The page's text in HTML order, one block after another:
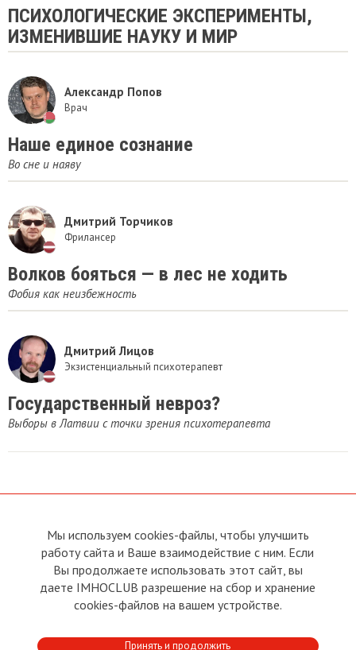
ПСИХОЛОГИЧЕСКИЕ ЭКСПЕРИМЕНТЫ,
ИЗМЕНИВШИЕ НАУКУ И МИР
Александр Попов
Врач
Наше единое сознание
Во сне и наяву
Дмитрий Торчиков
Фрилансер
Волков бояться — в лес не ходить
Фобия как неизбежность
Дмитрий Лицов
Экзистенциальный психотерапевт
Государственный невроз?
Выборы в Латвии с точки зрения психотерапевта
О сайте
Условия пользования
Политика конфиденциальности
Прямая связь с
Председателем
Прямая связь c членами клуба
Реклама
Контакты
Мы используем cookies-файлы, чтобы улучшить
работу сайта и Ваше взаимодействие с ним. Если
Вы продолжаете использовать этот сайт, вы
даете IMHOCLUB разрешение на сбор и хранение
cookies-файлов на вашем устройстве.
Принять и продолжить